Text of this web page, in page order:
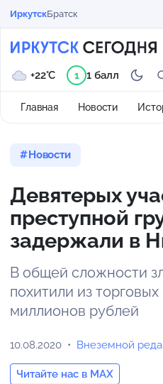
ИркутскБратск
Главная Новости
+22°C 1 1 балл
Новости
Девятерых
преступной
задержали в
В общей сложности
похитили из
миллионов рублей
10.08.2020 Внеземной
Читайте нас в MAX